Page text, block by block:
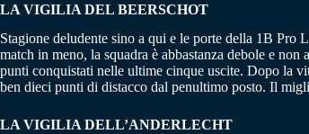
LA VIGILIA DEL BEERSCHOT
Stagione deludente sino a qui e le porte della 1B Pro
match in meno, la squadra è abbastanza debole e
punti conquistati nelle ultime cinque uscite. Dopo la
ben dieci punti di distacco dal penultimo posto. Il
LA VIGILIA DELL’ANDERLECHT